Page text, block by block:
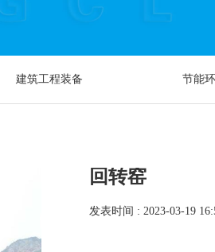
建筑工程装备 节能
回转窑
发表时间 : 2023-03-19